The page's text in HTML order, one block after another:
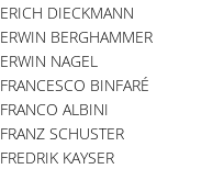
ERICH DIECKMANN
ERWIN BERGHAMMER
ERWIN NAGEL
FRANCESCO BINFARÉ
FRANCO ALBINI
FRANZ SCHUSTER
FREDRIK KAYSER